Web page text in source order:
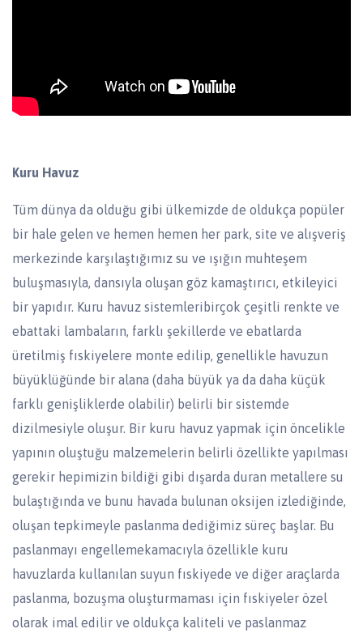
Kuru Havuz
Tüm dünya da olduğu gibi ülkemizde de oldukça popüler
bir hale gelen ve hemen hemen her park, site ve alışveriş
merkezinde karşılaştığımız su ve ışığın muhteşem
buluşmasıyla, dansıyla oluşan göz kamaştırıcı, etkileyici
bir yapıdır. Kuru havuz sistemleribirçok çeşitli renkte ve
ebattaki lambaların, farklı şekillerde ve ebatlarda
üretilmiş fıskiyelere monte edilip, genellikle havuzun
büyüklüğünde bir alana (daha büyük ya da daha küçük
farklı genişliklerde olabilir) belirli bir sistemde
dizilmesiyle oluşur. Bir kuru havuz yapmak için öncelikle
yapının oluştuğu malzemelerin belirli özellikte yapılması
gerekir hepimizin bildiği gibi dışarda duran metallere su
bulaştığında ve bunu havada bulunan oksijen izlediğinde,
oluşan tepkimeyle paslanma dediğimiz süreç başlar. Bu
paslanmayı engellemekamacıyla özellikle kuru
havuzlarda kullanılan suyun fıskiyede ve diğer araçlarda
paslanma, bozuşma oluşturmaması için fıskiyeler özel
olarak imal edilir ve oldukça kaliteli ve paslanmaz